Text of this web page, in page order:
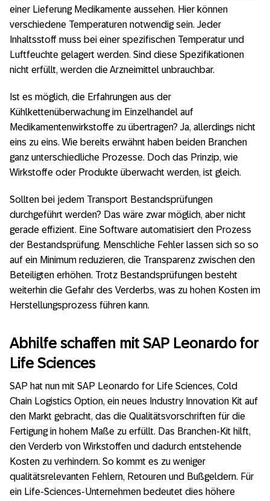
einer Lieferung Medikamente aussehen. Hier können
verschiedene Temperaturen notwendig sein. Jeder
Inhaltsstoff muss bei einer spezifischen Temperatur und
Luftfeuchte gelagert werden. Sind diese Spezifikationen
nicht erfüllt, werden die Arzneimittel unbrauchbar.
Ist es möglich, die Erfahrungen aus der
Kühlkettenüberwachung im Einzelhandel auf
Medikamentenwirkstoffe zu übertragen? Ja, allerdings nicht
eins zu eins. Wie bereits erwähnt haben beiden Branchen
ganz unterschiedliche Prozesse. Doch das Prinzip, wie
Wirkstoffe oder Produkte überwacht werden, ist gleich.
Sollten bei jedem Transport Bestandsprüfungen
durchgeführt werden? Das wäre zwar möglich, aber nicht
gerade effizient. Eine Software automatisiert den Prozess
der Bestandsprüfung. Menschliche Fehler lassen sich so so
auf ein Minimum reduzieren, die Transparenz zwischen den
Beteiligten erhöhen. Trotz Bestandsprüfungen besteht
weiterhin die Gefahr des Verderbs, was zu hohen Kosten im
Herstellungsprozess führen kann.
Abhilfe schaffen mit SAP Leonardo for
Life Sciences
SAP hat nun mit SAP Leonardo for Life Sciences, Cold
Chain Logistics Option, ein neues Industry Innovation Kit auf
den Markt gebracht, das die Qualitätsvorschriften für die
Fertigung in hohem Maße zu erfüllt. Das Branchen-Kit hilft,
den Verderb von Wirkstoffen und dadurch entstehende
Kosten zu verhindern. So kommt es zu weniger
qualitätsrelevanten Fehlern, Retouren und Bußgeldern. Für
ein Life-Sciences-Unternehmen bedeutet dies höhere